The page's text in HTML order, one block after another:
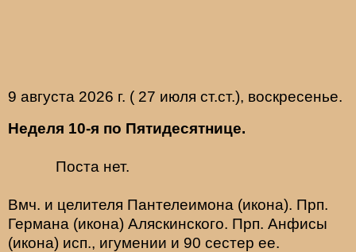
9 августа 2026 г. ( 27 июля ст.ст.), воскресенье.
Неделя 10-я по Пятидесятнице.
Поста нет.
Вмч. и целителя Пантелеимона (икона). Прп.
Германа (икона) Аляскинского. Прп. Анфисы
(икона) исп., игумении и 90 сестер ее.